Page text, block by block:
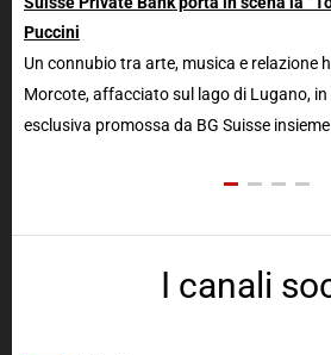
Puccini
Un connubio tra arte, musica e relazione
Morcote, affacciato sul lago di Lugano,
esclusiva promossa da BG Suisse
I canali